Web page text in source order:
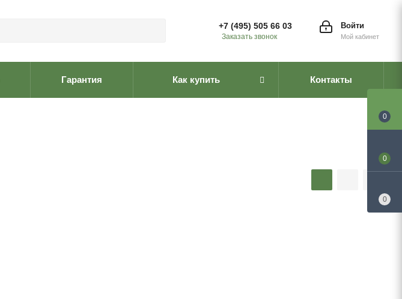
Войти
Мой кабинет
+7 (495) 505 66 03
Заказать звонок
Гарантия Как купить Контакты
0
0
0